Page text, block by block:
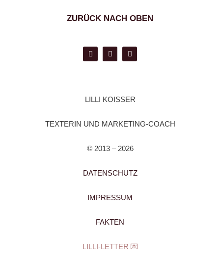
ZURÜCK NACH OBEN
LILLI KOISSER
TEXTERIN UND MARKETING-COACH
© 2013 – 2026
DATENSCHUTZ
IMPRESSUM
FAKTEN
LILLI-LETTER 💌